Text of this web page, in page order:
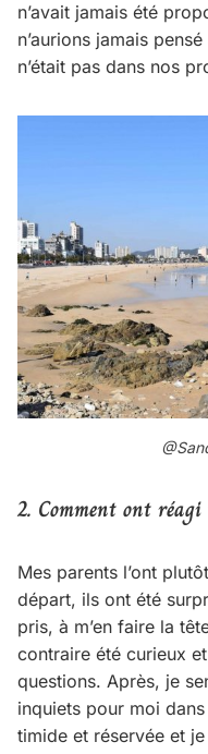
n’avait jamais été
n’aurions jamais
n’était pas dans nos
2. Comment ont
Mes parents l’ont
départ, ils ont été
pris, à m’en faire la
contraire été curieux
questions. Après, je
inquiets pour moi
timide et réservée et